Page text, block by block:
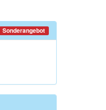
Sonderangebot